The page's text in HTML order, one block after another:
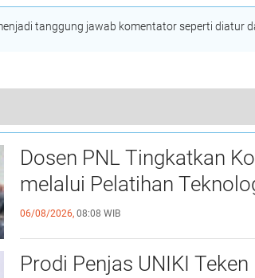
tanggung jawab komentator seperti diatur
Dosen PNL Tingkatkan
melalui Pelatihan
06/08/2026, 08:08 WIB
Prodi Penjas UNIKI